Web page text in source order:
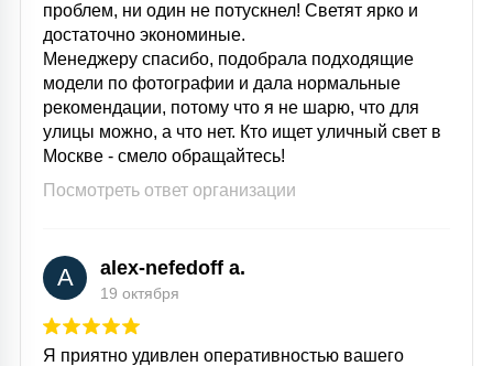
проблем, ни один не потускнел! Светят ярко и
достаточно экономиные.
Менеджеру спасибо, подобрала подходящие
модели по фотографии и дала нормальные
рекомендации, потому что я не шарю, что для
улицы можно, а что нет. Кто ищет уличный свет в
Москве - смело обращайтесь!
Посмотреть ответ организации
A alex-nefedoff a.
19 октября
Я приятно удивлен оперативностью вашего